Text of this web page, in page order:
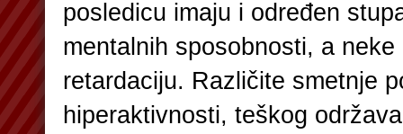
posledicu imaju i određen
mentalnih sposobnosti, a
retardaciju. Različite smetnje
hiperaktivnosti, teškog